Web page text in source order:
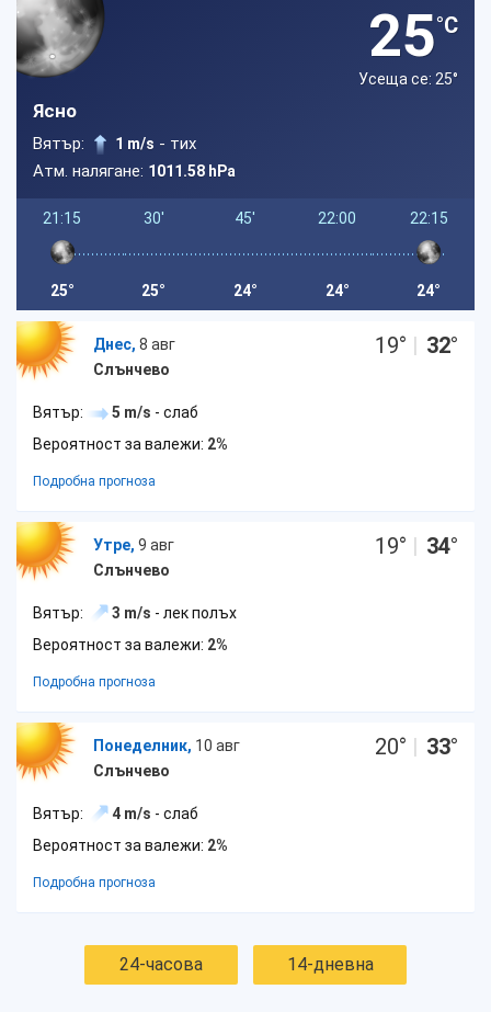
25°C
Усеща се: 25°
Ясно
Вятър: 1 m/s - тих
Атм. налягане: 1011.58 hPa
21:15
25°
30'
25°
45'
24°
22:00
24°
22:15
24°
Днес, 8 авг
Слънчево
19° | 32°
Вятър: 5 m/s - слаб
Вероятност за валежи: 2%
Подробна прогноза
Утре, 9 авг
Слънчево
19° | 34°
Вятър: 3 m/s - лек полъх
Вероятност за валежи: 2%
Подробна прогноза
Понеделник, 10 авг
Слънчево
20° | 33°
Вятър: 4 m/s - слаб
Вероятност за валежи: 2%
Подробна прогноза
24-часова 14-дневна